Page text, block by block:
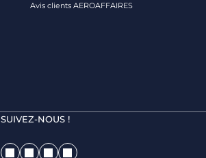
Avis clients AEROAFFAIRES
SUIVEZ-NOUS !